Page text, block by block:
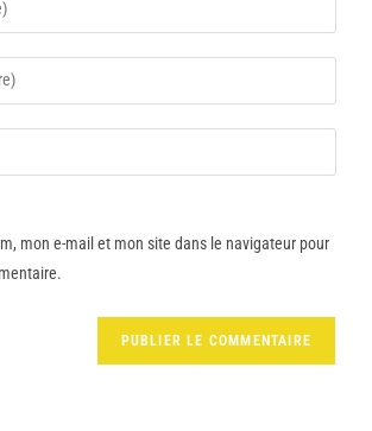
mon e-mail et mon site dans le navigateur pour